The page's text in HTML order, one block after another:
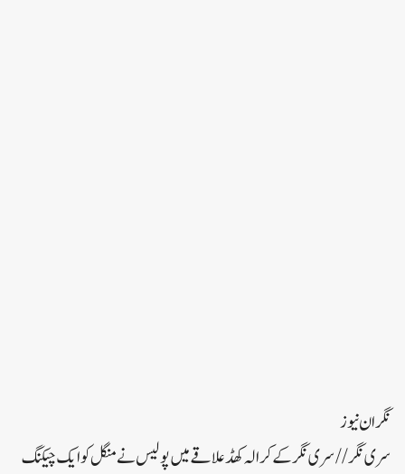
نگران نیوز
سری نگر// سری نگر کے کرالہ کھڈ علاقے میں پولیس نے منگل کو ایک چیکنگ